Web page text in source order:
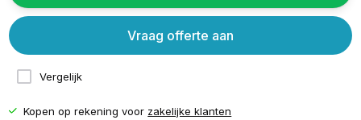
Vergelijk
Vraag offerte aan
Kopen op rekening voor zakelijke klanten